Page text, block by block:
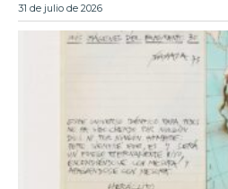
31 de julio de 2026